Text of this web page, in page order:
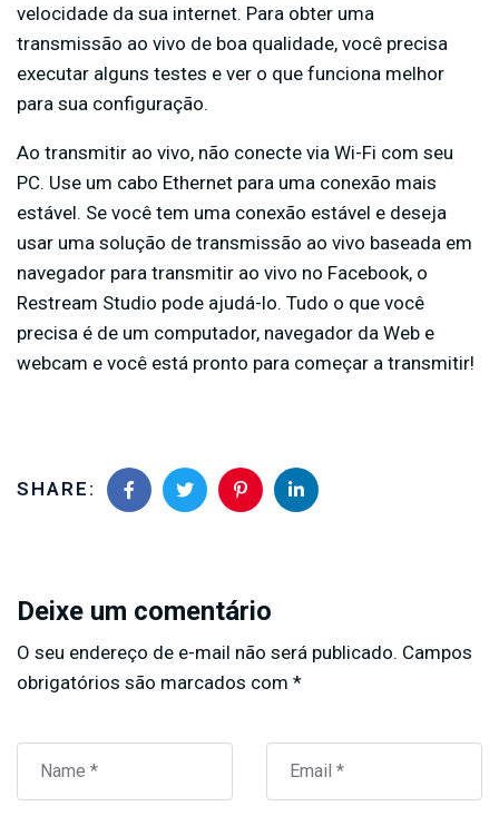
velocidade da sua internet. Para obter uma
transmissão ao vivo de boa qualidade, você precisa
executar alguns testes e ver o que funciona melhor
para sua configuração.
Ao transmitir ao vivo, não conecte via Wi-Fi com seu
PC. Use um cabo Ethernet para uma conexão mais
estável. Se você tem uma conexão estável e deseja
usar uma solução de transmissão ao vivo baseada em
navegador para transmitir ao vivo no Facebook, o
Restream Studio pode ajudá-lo. Tudo o que você
precisa é de um computador, navegador da Web e
webcam e você está pronto para começar a transmitir!
SHARE:
Deixe um comentário
O seu endereço de e-mail não será publicado. Campos
obrigatórios são marcados com *